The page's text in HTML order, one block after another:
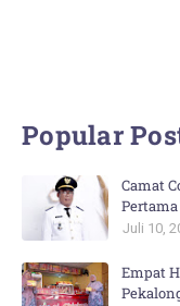
Popular
Camat
Juli 10,
Empat